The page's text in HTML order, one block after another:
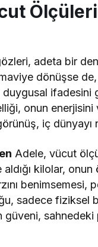
adeta bir
dönüşse
onun enerjisini
iç dünyayı
Adele, vücut
kilolar,
sadece fiziksel
sahnedeki